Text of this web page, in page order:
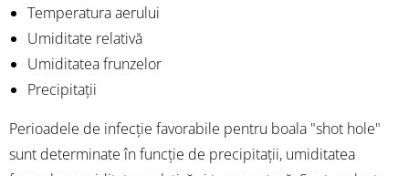
Temperatura aerului
Umiditate relativă
Umiditatea frunzelor
Precipitații
Perioadele de infecție favorabile pentru boala "shot hole"
sunt determinate în funcție de precipitații, umiditatea